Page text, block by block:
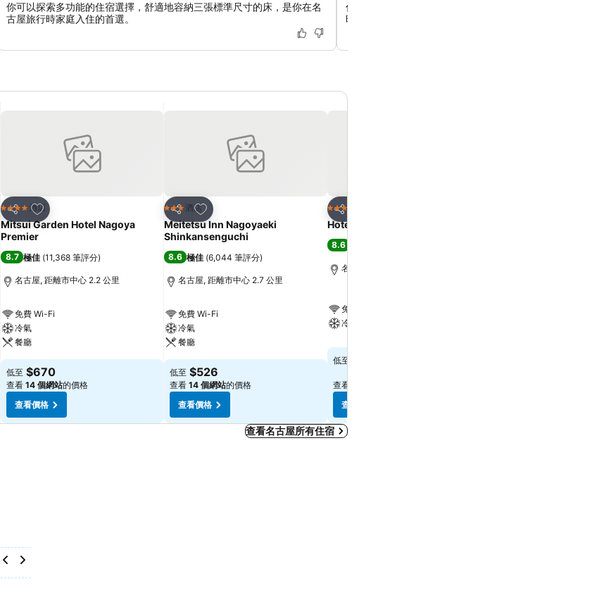
你可以探索多功能的住宿選擇，舒適地容納三張標準尺寸的床，是你在名
古屋旅行時家庭入住的首選。
你可以體驗為數碼時代設計的精緻住宿，客房設有高天花
時尚簡約的美學。
分享
放到收藏夾
4 星級 酒店
Mitsui Garden Hotel Nagoya
Premier
8.7 極佳 (11,368 筆評分)
名古屋, 距離市中心 2.2 公里
免費 Wi-Fi
冷氣
餐廳
低至 $670
查看 14 個網站的價格
查看價格
分享
放到收藏夾
3 星級酒店
Meitetsu Inn Nagoyaeki
Shinkansenguchi
8.6 極佳 (6,044 筆評分)
名古屋, 距離市中心 2.7 公里
免費 Wi-Fi
冷氣
餐廳
低至 $526
查看 14 個網站的價格
查看價格
分享
3 星級
Hotel Keihan Nagoya
8.6
名古屋, 距離市中心 1.0 公里
免費 Wi-Fi
冷氣
低至
查看
查看價格
查看名古屋所有住宿